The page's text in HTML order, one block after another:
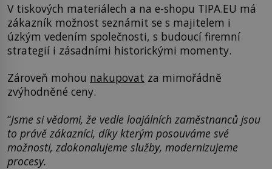
V tiskových materiálech a na e-shopu TIPA.EU má
zákazník možnost seznámit se s majitelem i
úzkým vedením společnosti, s budoucí firemní
strategií i zásadními historickými momenty.
Zároveň mohou nakupovat za mimořádně
zvýhodněné ceny.
“Jsme si vědomi, že vedle loajálních zaměstnanců jsou
to právě zákazníci, díky kterým posouváme své
možnosti, zdokonalujeme služby, modernizujeme
procesy.